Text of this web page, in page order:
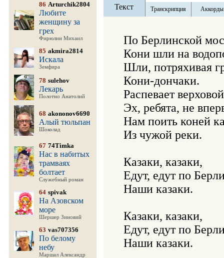
86 Arturchik2804
Любите
женщину за
грех
Фирюлин Михаил
85 akmira2814
Искала
Земфира
78 sulehov
Лекарь
Полотно Анатолий
68 akononov6690
Алый тюльпан
Шоколад
67 74Timka
Нас в набитых
трамваях
болтает
Служебный роман
64 spivak
На Азовском
море
Шершер Зиновий
63 vas707356
По белому
небу
Маршал Александр
Текст Транскрипция Аккорды
По Берлинской
Кони шли на
Шли, потряхивая
Кони-дончаки.
Распевает
Эх, ребята, не
Нам поить коней
Из чужой реки.
Казаки, казаки,
Едут, едут по
Наши казаки.
Казаки, казаки,
Едут, едут по
Наши казаки.